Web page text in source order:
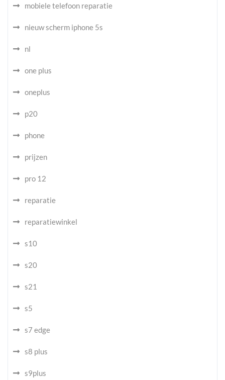
mobiele telefoon reparatie
nieuw scherm iphone 5s
nl
one plus
oneplus
p20
phone
prijzen
pro 12
reparatie
reparatiewinkel
s10
s20
s21
s5
s7 edge
s8 plus
s9plus